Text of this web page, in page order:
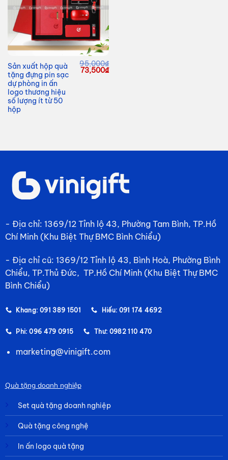
Sản xuất hộp quà
tặng đựng pin sạc
dự phòng in ấn
logo thương hiệu
số lượng ít từ 50
hộp
95,000₫
Giá
gốc
73,500₫Giá
- Địa chỉ: 1369/12 Tỉnh lộ 43, Phường Tam Bình, TP.Hồ
Chí Minh (Khu Biệt Thự BMC Bình Chiểu)
- Địa chỉ cũ: 1369/12 Tỉnh lộ 43, Bình Hoà, Phường Bình
Chiểu, TP.Thủ Đức, TP.Hồ Chí Minh (Khu Biệt Thự BMC
Bình Chiểu)
Khang: 091 389 1501 Hiếu: 091 174 4692
Phi: 096 479 0915 Thư: 0982 110 470
marketing@vinigift.com
Quà tặng doanh nghiệp
Set quà tặng doanh nghiệp
Quà tặng công nghệ
In ấn logo quà tặng